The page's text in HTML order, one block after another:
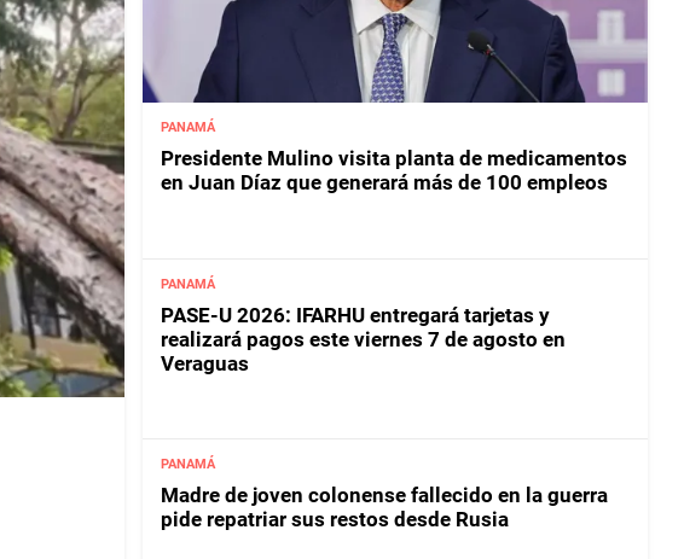
PANAMÁ
Presidente Mulino visita planta de medicamentos
en Juan Díaz que generará más de 100 empleos
PANAMÁ
PASE-U 2026: IFARHU entregará tarjetas y
realizará pagos este viernes 7 de agosto en
Veraguas
PANAMÁ
Madre de joven colonense fallecido en la guerra
pide repatriar sus restos desde Rusia